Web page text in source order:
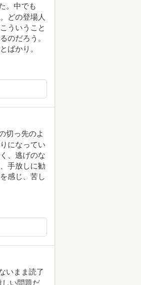
。中でも
どの登場人
ういうこと
のだろう。
ばかり。
切っ先のよ
になってい
、逃げのな
手放しに勧
感じ、苦し
いまま読了
しい問題だ